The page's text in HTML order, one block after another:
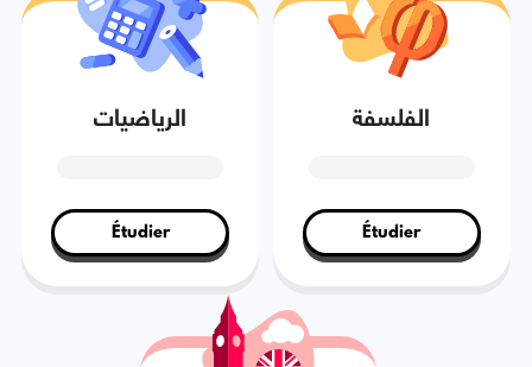
الرياضيات
Étudier
الفلسفة
Étudier